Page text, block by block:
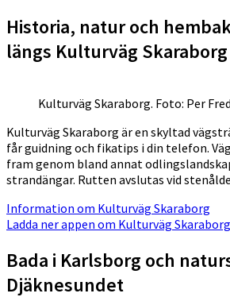
Historia, natur och
längs Kulturväg Skaraborg
Kulturväg Skaraborg. Foto: Per
Kulturväg Skaraborg är en skyltad
får guidning och fikatips i din telefon.
fram genom bland annat
strandängar. Rutten avslutas vid
Information om Kulturväg Skaraborg
Ladda ner appen om Kulturväg Skaraborg
Bada i Karlsborg och
Djäknesundet